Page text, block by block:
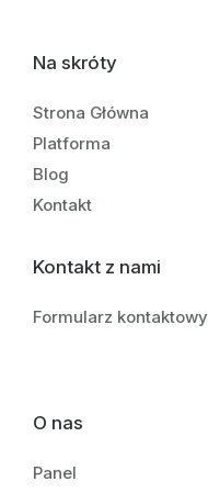
Na skróty
Strona Główna
Platforma
Blog
Kontakt
Kontakt z nami
Formularz kontaktowy
O nas
Panel